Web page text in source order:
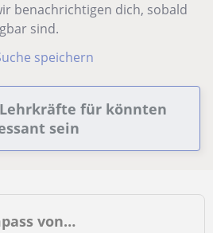
benachrichtigen dich, sobald
sind.
speichern
für könnten
sein
von…